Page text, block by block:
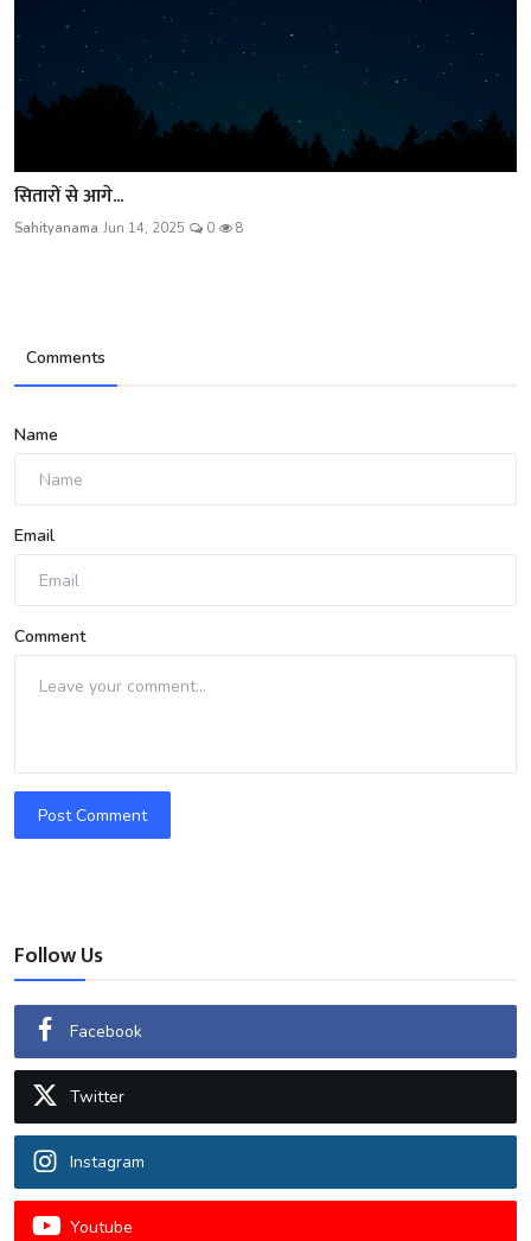
सितारों से आगे...
Sahityanama Jun 14, 2025 0 8
Comments
Name
Email
Comment
Post Comment
Follow Us
Facebook
Twitter
Instagram
Youtube